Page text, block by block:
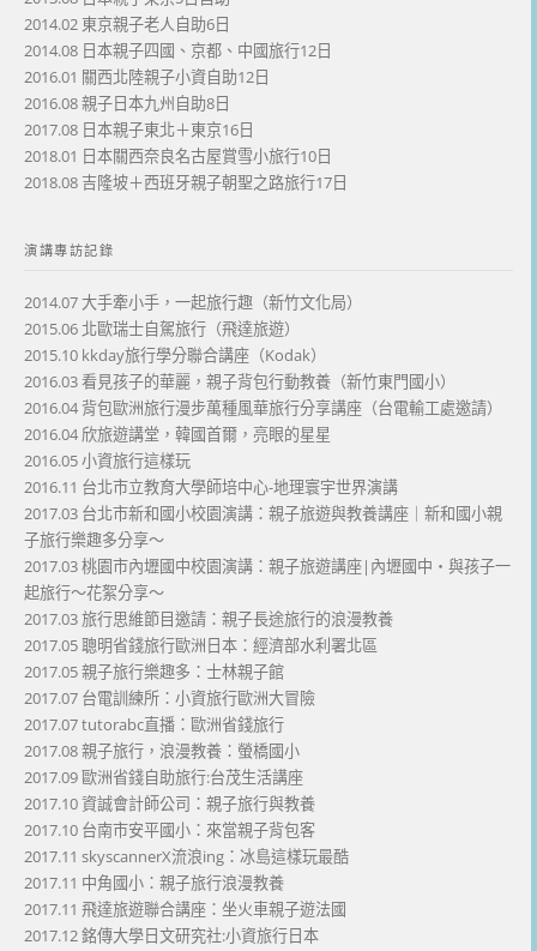
2014.02 東京親子老人自助6日
2014.08 日本親子四國、京都、中國旅行12日
2016.01 關西北陸親子小資自助12日
2016.08 親子日本九州自助8日
2017.08 日本親子東北＋東京16日
2018.01 日本關西奈良名古屋賞雪小旅行10日
2018.08 吉隆坡＋西班牙親子朝聖之路旅行17日
演講專訪記錄
2014.07 大手牽小手，一起旅行趣（新竹文化局）
2015.06 北歐瑞士自駕旅行（飛達旅遊）
2015.10 kkday旅行學分聯合講座（Kodak）
2016.03 看見孩子的華麗，親子背包行動教養（新竹東門國小）
2016.04 背包歐洲旅行漫步萬種風華旅行分享講座（台電輸工處邀請）
2016.04 欣旅遊講堂，韓國首爾，亮眼的星星
2016.05 小資旅行這樣玩
2016.11 台北市立教育大學師培中心-地理寰宇世界演講
2017.03 台北市新和國小校園演講：親子旅遊與教養講座｜新和國小親
子旅行樂趣多分享～
2017.03 桃園市內壢國中校園演講：親子旅遊講座|內壢國中・與孩子一
起旅行～花絮分享～
2017.03 旅行思維節目邀請：親子長途旅行的浪漫教養
2017.05 聰明省錢旅行歐洲日本：經濟部水利署北區
2017.05 親子旅行樂趣多：士林親子館
2017.07 台電訓練所：小資旅行歐洲大冒險
2017.07 tutorabc直播：歐洲省錢旅行
2017.08 親子旅行，浪漫教養：螢橋國小
2017.09 歐洲省錢自助旅行:台茂生活講座
2017.10 資誠會計師公司：親子旅行與教養
2017.10 台南市安平國小：來當親子背包客
2017.11 skyscannerX流浪ing：冰島這樣玩最酷
2017.11 中角國小：親子旅行浪漫教養
2017.11 飛達旅遊聯合講座：坐火車親子遊法國
2017.12 銘傳大學日文研究社:小資旅行日本